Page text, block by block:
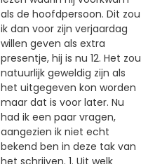
als de hoofdpersoon. Dit zou
ik dan voor zijn verjaardag
willen geven als extra
presentje, hij is nu 12. Het zou
natuurlijk geweldig zijn als
het uitgegeven kon worden
maar dat is voor later. Nu
had ik een paar vragen,
aangezien ik niet echt
bekend ben in deze tak van
het schrijven. 1. Uit welk